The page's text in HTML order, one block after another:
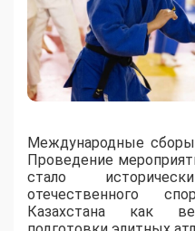
Международные сборы
Проведение
стало
отечественного
Казахстана как